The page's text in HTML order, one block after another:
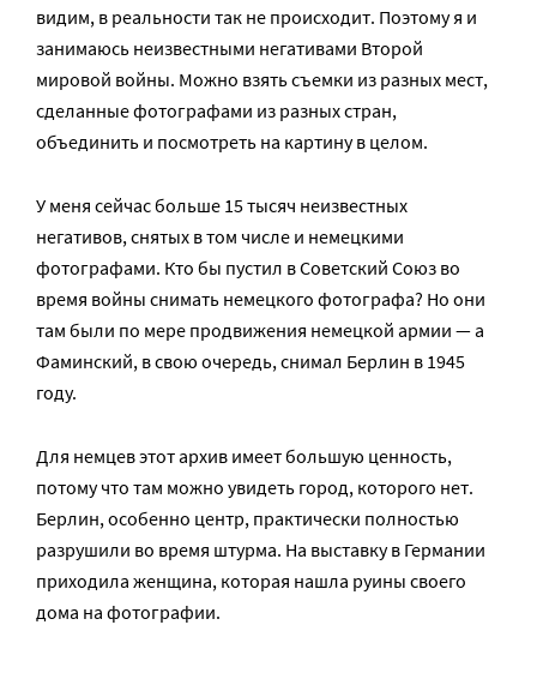
видим, в реальности так не происходит. Поэтому я и
занимаюсь неизвестными негативами Второй
мировой войны. Можно взять съемки из разных мест,
сделанные фотографами из разных стран,
объединить и посмотреть на картину в целом.
У меня сейчас больше 15 тысяч неизвестных
негативов, снятых в том числе и немецкими
фотографами. Кто бы пустил в Советский Союз во
время войны снимать немецкого фотографа? Но они
там были по мере продвижения немецкой армии — а
Фаминский, в свою очередь, снимал Берлин в 1945
году.
Для немцев этот архив имеет большую ценность,
потому что там можно увидеть город, которого нет.
Берлин, особенно центр, практически полностью
разрушили во время штурма. На выставку в Германии
приходила женщина, которая нашла руины своего
дома на фотографии.